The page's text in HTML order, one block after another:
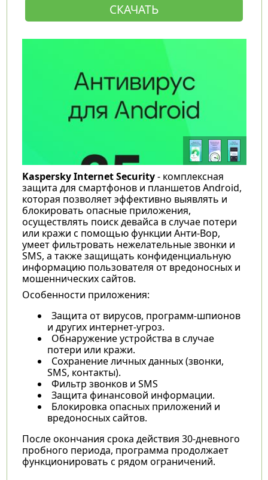
СКАЧАТЬ
Kaspersky Internet Security- комплексная
защита для смартфонов и планшетов Android,
которая позволяет эффективно выявлять и
блокировать опасные приложения,
осуществлять поиск девайса в случае потери
или кражи с помощью функции Анти-Вор,
умеет фильтровать нежелательные звонки и
SMS, а также защищать конфиденциальную
информацию пользователя от вредоносных и
мошеннических сайтов.
Особенности приложения:
Защита от вирусов, программ-шпионов
и других интернет-угроз.
Обнаружение устройства в случае
потери или кражи.
Сохранение личных данных (звонки,
SMS, контакты).
Фильтр звонков и SMS
Защита финансовой информации.
Блокировка опасных приложений и
вредоносных сайтов.
После окончания срока действия 30-дневного
пробного периода, программа продолжает
функционировать с рядом ограничений.